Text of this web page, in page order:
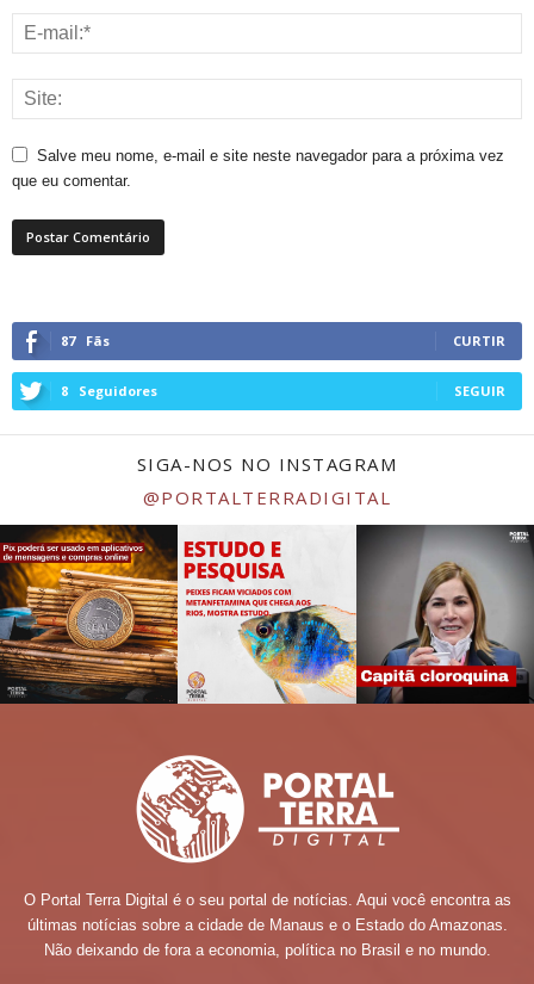
Salve meu nome, e-mail e site neste navegador para a próxima vez
que eu comentar.
87 Fãs CURTIR
8 Seguidores SEGUIR
SIGA-NOS NO INSTAGRAM
@PORTALTERRADIGITAL
O Portal Terra Digital é o seu portal de notícias. Aqui você encontra as
últimas notícias sobre a cidade de Manaus e o Estado do Amazonas.
Não deixando de fora a economia, política no Brasil e no mundo.